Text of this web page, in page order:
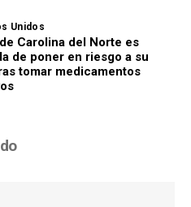
Unidos
Carolina del Norte es
de poner en riesgo a su
tomar medicamentos